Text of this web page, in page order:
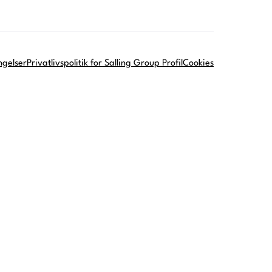
Privatlivspolitik for Salling Group ProfilCookies